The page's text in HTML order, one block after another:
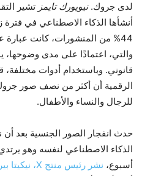
لدى جروك.نيويورك تايمز
أنشأها الذكاء الاصطناعي في فترة
44% من المنشورات، كانت
والتي، اعتمادًا على مدى وضوحها،
قانوني. وباستخدام أدوات مختلفة،
الرقمية أن أكثر من نصف صور
للرجال والنساء والأطفال.
حدث انفجار الصور الجنسية بعد
أسبوع، نشر رئيس منتج X، نيكيتا بير